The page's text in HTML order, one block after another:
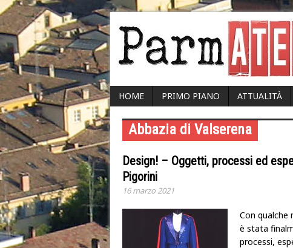
HOME PRIMO PIANO ATTUALITÀ
Abbazia di Valserena
Design! – Oggetti, processi ed
Pigorini
16 marzo 2021
Con qualche
è stata
processi,